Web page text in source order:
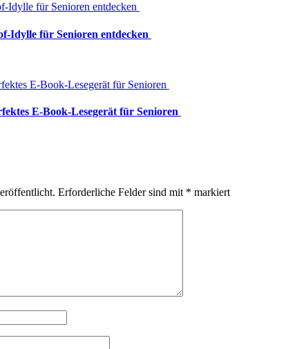
Idylle für Senioren entdecken
E-Book-Lesegerät für Senioren
Erforderliche Felder sind mit * markiert